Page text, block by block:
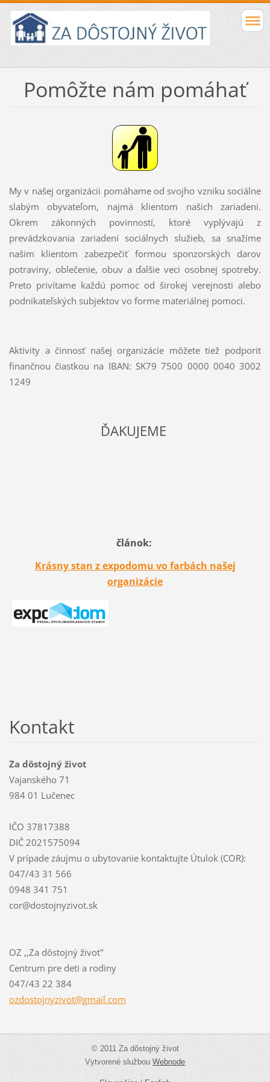
Pomôžte nám pomáhať
My v našej organizácii pomáhame od svojho vzniku sociálne
slabým obyvateľom, najmä klientom našich zariadení.
Okrem zákonných povinností, ktoré vyplývajú z
prevádzkovania zariadení sociálnych služieb, sa snažíme
našim klientom zabezpečiť formou sponzorských darov
potraviny, oblečenie, obuv a ďalšie veci osobnej spotreby.
Preto privítame každú pomoc od širokej verejnosti alebo
podnikateľských subjektov vo forme materiálnej pomoci.
Aktivity a činnosť našej organizácie môžete tiež podporiť
finančnou čiastkou na IBAN: SK79 7500 0000 0040 3002
1249
ĎAKUJEME
článok:
Krásny stan z expodomu vo farbách našej
organizácie
Kontakt
Za dôstojný život
Vajanského 71
984 01 Lučenec
IČO 37817388
DIČ 2021575094
V prípade záujmu o ubytovanie kontaktujte Útulok (COR):
047/43 31 566
0948 341 751
cor@dostojnyzivot.sk
OZ ,,Za dôstojný život"
Centrum pre deti a rodiny
047/43 22 384
ozdostojnyzivot@gmail.com
© 2011 Za dôstojný život
Vytvorené službouWebnode